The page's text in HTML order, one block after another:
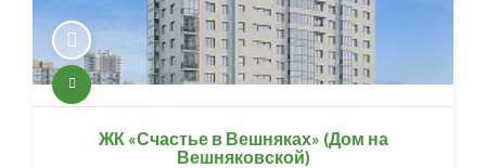
ЖК «Счастье в Вешняках» (Дом на
Вешняковской)